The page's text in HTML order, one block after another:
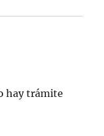
hay trámite